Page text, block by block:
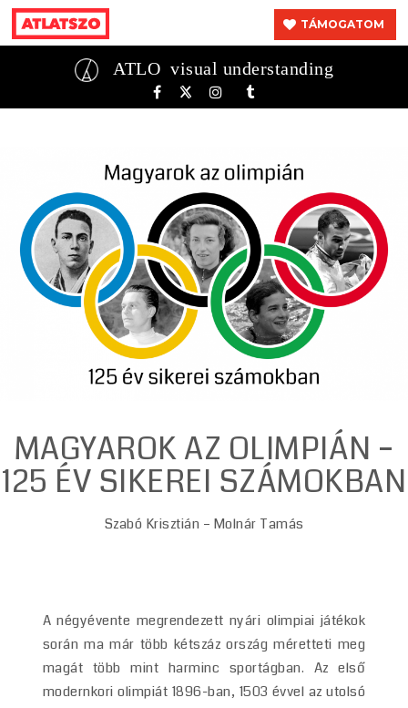
TÁMOGATOM
ATLO visual understanding
MAGYAROK AZ OLIMPIÁN –
125 ÉV SIKEREI SZÁMOKBAN
Szabó Krisztián – Molnár Tamás
A négyévente megrendezett nyári olimpiai játékok
során ma már több kétszáz ország méretteti meg
magát több mint harminc sportágban. Az első
modernkori olimpiát 1896-ban, 1503 évvel az utolsó